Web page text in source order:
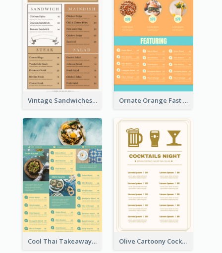
Vintage Sandwiches Menu Design Inspiration Ornate Orange Fast Food Menu Design Templates
Cool Thai Takeaway Menu Design Template Olive Cartoony Cocktail Bar Design Menu Ideas